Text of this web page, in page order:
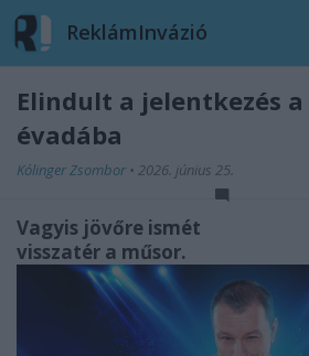
ReklámInvázió
Elindult a jelentkezés a
évadába
Kólinger Zsombor • 2026. június 25.
Vagyis jövőre ismét
visszatér a műsor.